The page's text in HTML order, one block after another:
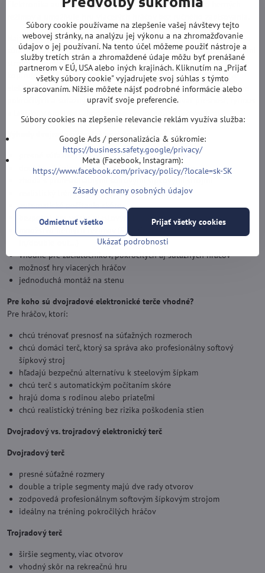
Elektronika automaticky počíta skóre, ponúka množstvo herných
Najväčšou výhodou dvojradových terčov je ich rozmerová zhoda so
súťažnými sisalovými terčmi aj profesionálnymi softovými šípkovými
strojmi. Segmenty double a triple majú dve rady otvorov, čo presne
kopíruje oficiálne turnajové rozmery. Vďaka tomu sú dvojradové
elektronické terče vhodné nielen pre rekreačných hráčov, ale aj pre
pokročilých a súťažných hráčov, ktorí chcú trénovať presnosť, rytmus
Výhody dvojradových elektronických terčov
presné súťažné rozmery ako na sisalových terčoch
double a triple segmenty v dvoch radoch otvorov
realistický tréning pre pokročilých hráčov
automatické počítanie skóre
bezpečná hra vďaka plastovým hrotom
množstvo herných režimov (501, Cricket, variácie double-
vhodné pre začiatočníkov, pokročilých aj súťažných hráčov
možnosť hry viacerých hráčov
jednoduchá montáž na stenu
Pre koho sú dvojradové elektronické terče vhodné?
Pre hráčov, ktorí:
chcú trénovať presnosť na súťažných rozmeroch
chcú domáci terč, ktorý sa správa ako profesionálny softový
šípkový stroj
hľadajú bezpečnú alternatívu k steelovým šípkam
chcú terč s automatickým počítaním skóre
hrajú doma s rodinou alebo priateľmi
chcú realistický tréning bez rizika poškodenia stien
Dvojradový vs. trojradový elektronický terč
Dvojradový terč
presné súťažné rozmery
double a triple segmenty majú dve rady otvorov
zodpovedá profesionálnym softovým šípkovým strojom
ideálny na tréning pokročilých hráčov
Trojradový terč
širšie segmenty, viac otvorov
vhodný skôr na rekreačnú hru
Súbory cookie používame na zlepšenie vašej návštevy tejto
webovej stránky, na analýzu jej výkonu a na zhromažďovanie
údajov o jej používaní. Na tento účel môžeme použiť nástroje a
služby tretích strán a zhromaždené údaje môžu byť prenášané
partnerom v EÚ, USA alebo iných krajinách. Kliknutím na „Prijať
všetky súbory cookie" vyjadrujete svoj súhlas s týmto
spracovaním. Nižšie môžete nájsť podrobné informácie alebo
upraviť svoje preferencie.
Súbory cookies na zlepšenie relevancie reklám využíva služba:
Google Ads / personalizácia & súkromie:
https://business.safety.google/privacy/
Meta (Facebook, Instagram):
https://www.facebook.com/privacy/policy/?locale=sk-SK
Zásady ochrany osobných údajov
Ukázať podrobnosti
Prijať všetky cookies
Odmietnuť všetko